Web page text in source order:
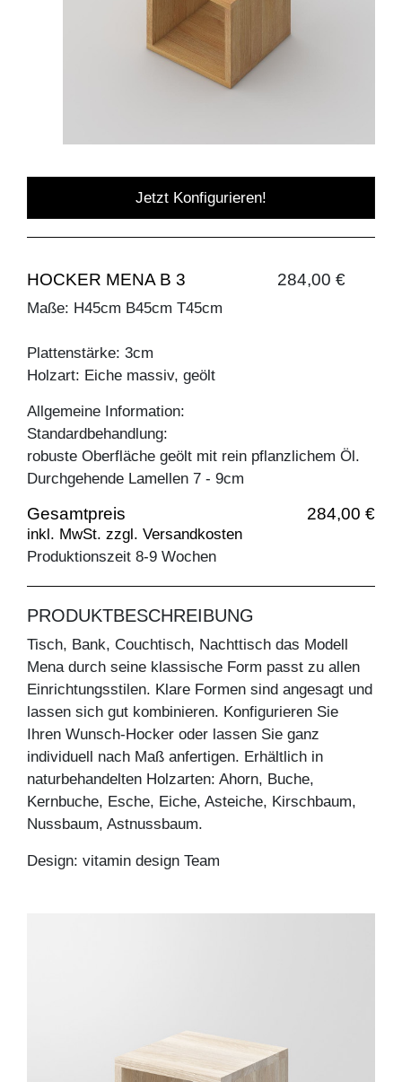
Jetzt Konfigurieren!
HOCKER MENA B 3 284,00 €
Maße: H45cm B45cm T45cm
Plattenstärke: 3cm
Holzart: Eiche massiv, geölt
Allgemeine Information:
Standardbehandlung:
robuste Oberfläche geölt mit rein pflanzlichem Öl.
Durchgehende Lamellen 7 - 9cm
Gesamtpreis 284,00 €
inkl. MwSt. zzgl. Versandkosten
Produktionszeit 8-9 Wochen
PRODUKTBESCHREIBUNG
Tisch, Bank, Couchtisch, Nachttisch das Modell
Mena durch seine klassische Form passt zu allen
Einrichtungsstilen. Klare Formen sind angesagt und
lassen sich gut kombinieren. Konfigurieren Sie
Ihren Wunsch-Hocker oder lassen Sie ganz
individuell nach Maß anfertigen. Erhältlich in
naturbehandelten Holzarten: Ahorn, Buche,
Kernbuche, Esche, Eiche, Asteiche, Kirschbaum,
Nussbaum, Astnussbaum.
Design: vitamin design Team